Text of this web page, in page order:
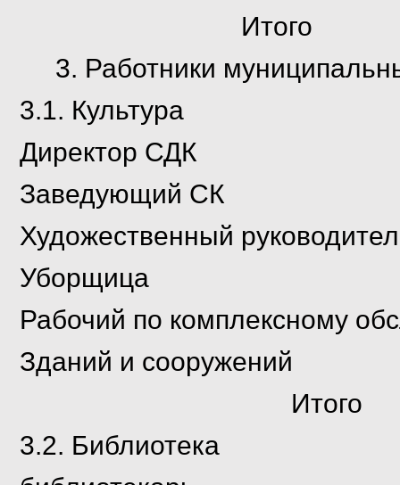
Итого
3. Работники
3.1. Культура
Директор
Художественный
Рабочий по комплексному
Зданий и
3.2. Библиотека